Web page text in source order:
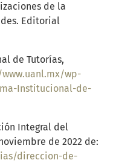
de la
Editorial
de Tutorías,
wp-
Institucional-de-
Integral del
de 2022 de:
direccion-de-